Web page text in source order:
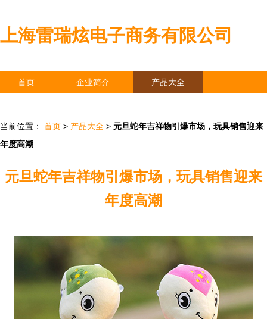
上海雷瑞炫电子商务有限公司
首页 企业简介 产品大全
当前位置： 首页 > 产品大全 > 元旦蛇年吉祥物引爆市场，玩具销售迎来
年度高潮
元旦蛇年吉祥物引爆市场，玩具销售迎来
年度高潮